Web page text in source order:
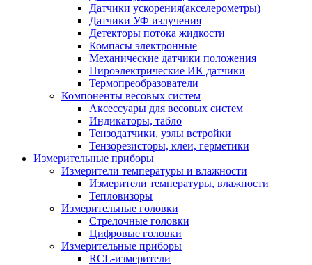
Датчики ускорения(акселерометры)
Датчики УФ излучения
Детекторы потока жидкости
Компасы электронные
Механические датчики положения
Пироэлектрические ИК датчики
Термопреобразователи
Компоненты весовых систем
Аксессуары для весовых систем
Индикаторы, табло
Тензодатчики, узлы встройки
Тензорезисторы, клеи, герметики
Измерительные приборы
Измерители температуры и влажности
Измерители температуры, влажности
Тепловизоры
Измерительные головки
Стрелочные головки
Цифровые головки
Измерительные приборы
RCL-измерители